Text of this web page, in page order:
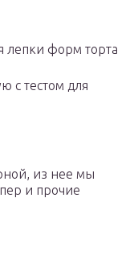
лепки форм торта
с тестом для
из нее мы
и прочие